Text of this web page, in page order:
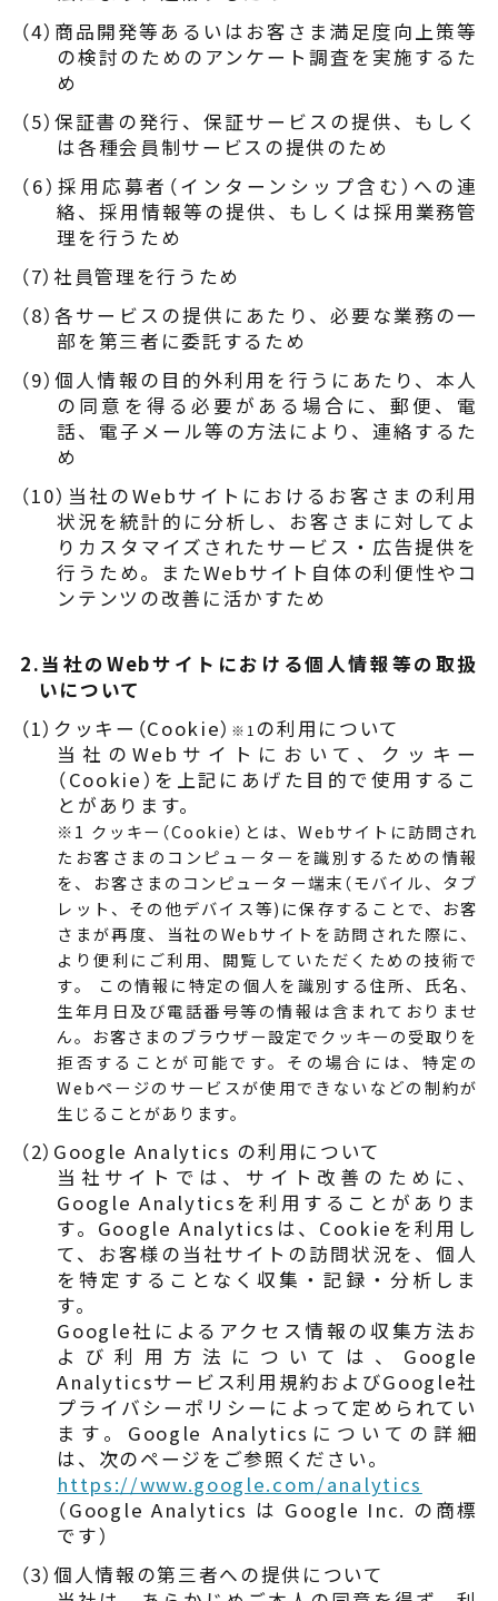
（4）商品開発等あるいはお客さま満足度向上策等
の検討のためのアンケート調査を実施するた
め
（5）保証書の発行、保証サービスの提供、もしく
は各種会員制サービスの提供のため
（6）採用応募者（インターンシップ含む）への連
絡、採用情報等の提供、もしくは採用業務管
理を行うため
（7）社員管理を行うため
（8）各サービスの提供にあたり、必要な業務の一
部を第三者に委託するため
（9）個人情報の目的外利用を行うにあたり、本人
の同意を得る必要がある場合に、郵便、電
話、電子メール等の方法により、連絡するた
め
（10）当社のWebサイトにおけるお客さまの利用
状況を統計的に分析し、お客さまに対してよ
りカスタマイズされたサービス・広告提供を
行うため。またWebサイト自体の利便性やコ
ンテンツの改善に活かすため
2.当社のWebサイトにおける個人情報等の取扱
いについて
（1）クッキー（Cookie） ※1 の利用について
当社のWebサイトにおいて、クッキー
（Cookie）を上記にあげた目的で使用するこ
とがあります。
※1 クッキー（Cookie）とは、Webサイトに訪問され
たお客さまのコンピューターを識別するための情報
を、お客さまのコンピューター端末（モバイル、タブ
レット、その他デバイス等)に保存することで、お客
さまが再度、当社のWebサイトを訪問された際に、
より便利にご利用、閲覧していただくための技術で
す。 この情報に特定の個人を識別する住所、氏名、
生年月日及び電話番号等の情報は含まれておりませ
ん。お客さまのブラウザー設定でクッキーの受取りを
拒否することが可能です。その場合には、特定の
Webページのサービスが使用できないなどの制約が
生じることがあります。
（2）Google Analytics の利用について
当社サイトでは、サイト改善のために、
Google Analyticsを利用することがありま
す。Google Analyticsは、Cookieを利用し
て、お客様の当社サイトの訪問状況を、個人
を特定することなく収集・記録・分析しま
す。
Google社によるアクセス情報の収集方法お
よび利用方法については、Google
Analyticsサービス利用規約およびGoogle社
プライバシーポリシーによって定められてい
ます。Google Analyticsについての詳細
は、次のページをご参照ください。
https://www.google.com/analytics
（Google Analytics は Google Inc. の商標
です）
（3）個人情報の第三者への提供について